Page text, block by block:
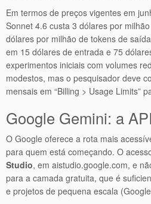
Em termos de preços vigentes em
Sonnet 4.6 custa 3 dólares por
dólares por milhão de tokens de
em 15 dólares de entrada e 75
experimentos iniciais com volumes
modestos, mas o pesquisador deve
mensais em “Billing > Usage Limits”
Google Gemini: a
O Google oferece a rota mais
para quem está começando. O
Studio, em aistudio.google.com, e
para a camada gratuita, que é
e projetos de pequena escala